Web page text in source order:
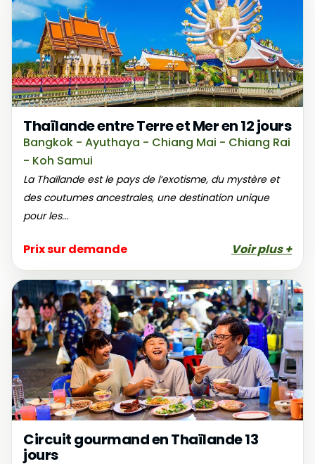
Thaïlande entre Terre et Mer en 12 jours
Bangkok - Ayuthaya - Chiang Mai - Chiang Rai
- Koh Samui
La Thaïlande est le pays de l’exotisme, du mystère et
des coutumes ancestrales, une destination unique
pour les...
Prix sur demande Voir plus +
Circuit gourmand en Thaïlande 13
jours